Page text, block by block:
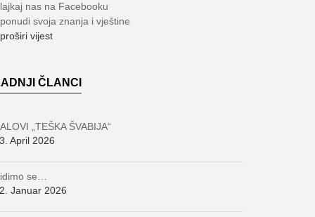
lajkaj nas na Facebooku
ponudi svoja znanja i vještine
vijest
ČLANCI
„TEŠKA ŠVABIJA“
April 2026
se…
Januar 2026